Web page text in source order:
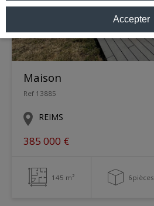
Maison
Ref 13885
REIMS
385 000 €
145 m² 6pièces
Accepter